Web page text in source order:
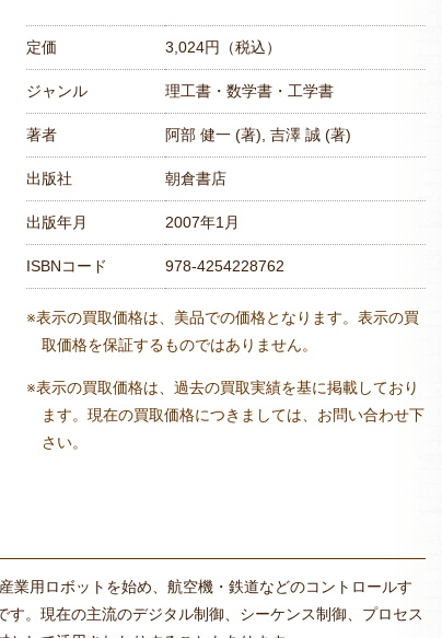
定価 3,024円（税込）
ジャンル 理工書・数学書・工学書
著者 阿部 健一 (著),‎ 吉澤 誠 (著)
出版社 朝倉書店
出版年月 2007年1月
ISBNコード 978-4254228762
※表示の買取価格は、美品での価格となります。表示の買
取価格を保証するものではありません。
※表示の買取価格は、過去の買取実績を基に掲載しており
ます。現在の買取価格につきましては、お問い合わせ下
さい。
業用ロボットを始め、航空機・鉄道などのコントロールす
。現在の主流のデジタル制御、シーケンス制御、プロセス